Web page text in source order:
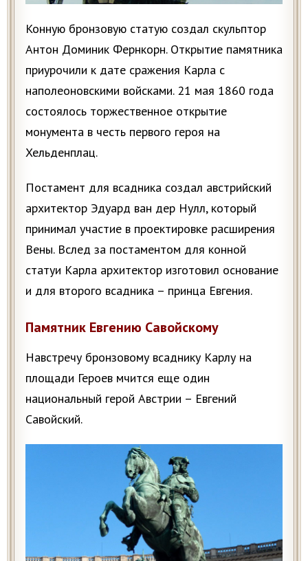
Конную бронзовую статую создал скульптор
Антон Доминик Фернкорн. Открытие памятника
приурочили к дате сражения Карла с
наполеоновскими войсками. 21 мая 1860 года
состоялось торжественное открытие
монумента в честь первого героя на
Хельденплац.
Постамент для всадника создал австрийский
архитектор Эдуард ван дер Нулл, который
принимал участие в проектировке расширения
Вены. Вслед за постаментом для конной
статуи Карла архитектор изготовил основание
и для второго всадника – принца Евгения.
Памятник Евгению Савойскому
Навстречу бронзовому всаднику Карлу на
площади Героев мчится еще один
национальный герой Австрии – Евгений
Савойский.